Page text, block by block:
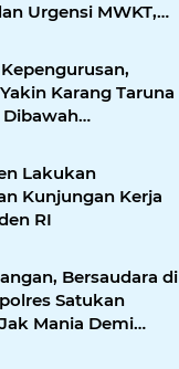
Urgensi MWKT,
Berduka
Karang Taruna
Bung Entus
Manfaat
Lakukan
Kunjungan Kerja
RI
Bersaudara di
Satukan
Mania Demi
Piala Presiden